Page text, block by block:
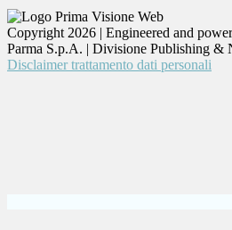
Copyright 2026 | Engineered and
Parma S.p.A. | Divisione Publishing &
Disclaimer trattamento dati personali